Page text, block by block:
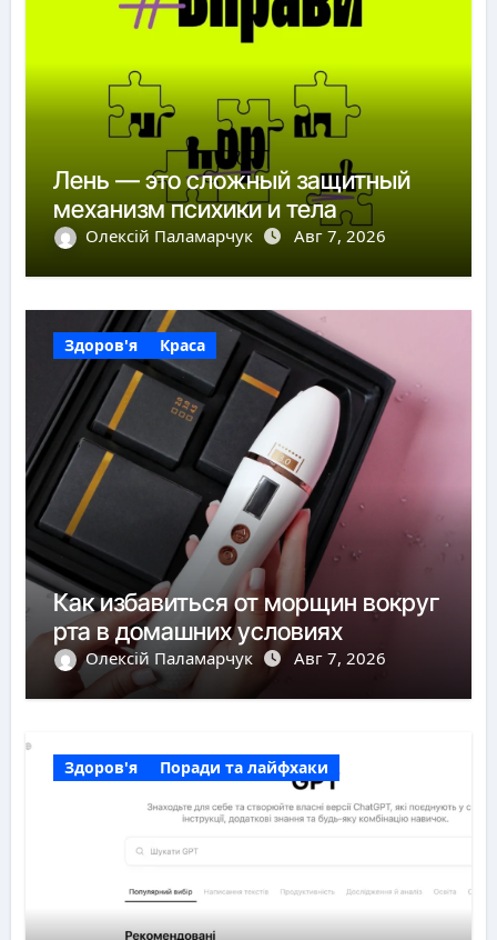
Лень — это сложный защитный
механизм психики и тела
Олексій Паламарчук Авг 7, 2026
Здоров'я Краса
Как избавиться от морщин вокруг
рта в домашних условиях
Олексій Паламарчук Авг 7, 2026
Здоров'я Поради та лайфхаки